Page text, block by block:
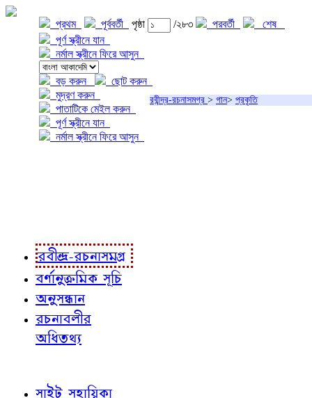
প্রথম পূর্ববর্তী পৃষ্ঠা /২৮৩ পরবর্তী
শেষ
পূর্ণ স্ক্রীনে যান
নর্মাল স্ক্রীনে ফিরে আসুন
বড় করুন
ছোট করুন
মুদ্রণ করুন
পাতাটিকে মেইল করুন
পূর্ণ স্ক্রীনে যান
নর্মাল স্ক্রীনে ফিরে আসুন
রবীন্দ্র-রচনাসমগ্র > গান> প্রকৃতি
রবীন্দ্র-রচনাসমগ্র
বর্ণানুক্রমিক সূচি
অনুসন্ধান
রচনাবলীর
অধিতথ্য
সাইট সহায়িকা